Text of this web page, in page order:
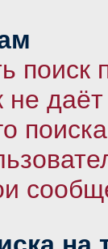
даёт